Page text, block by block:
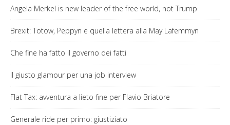
Angela Merkel is new leader of the free world, not Trump
Brexit: Totow, Peppyn e quella lettera alla May Lafemmyn
Che fine ha fatto il governo dei fatti
Il giusto glamour per una job interview
Flat Tax: avventura a lieto fine per Flavio Briatore
Generale ride per primo: giustiziato